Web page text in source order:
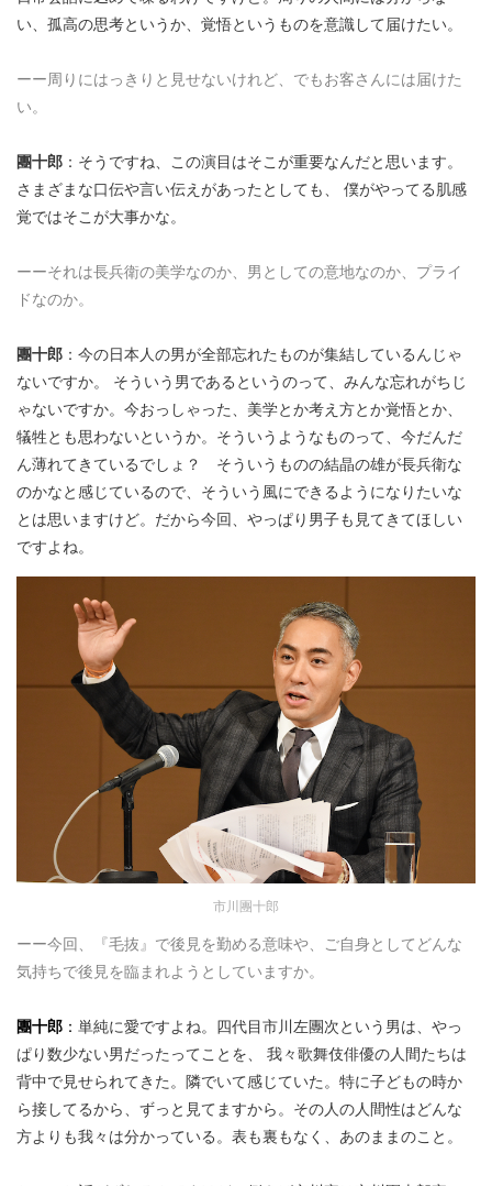
い、孤高の思考というか、覚悟というものを意識して届けたい。
ーー周りにはっきりと見せないけれど、でもお客さんには届けた
い。
團十郎 ：そうですね、この演目はそこが重要なんだと思います。
さまざまな口伝や言い伝えがあったとしても、 僕がやってる肌感
覚ではそこが大事かな。
ーーそれは長兵衛の美学なのか、男としての意地なのか、プライ
ドなのか。
團十郎 ：今の日本人の男が全部忘れたものが集結しているんじゃ
ないですか。 そういう男であるというのって、みんな忘れがちじ
ゃないですか。今おっしゃった、美学とか考え方とか覚悟とか、
犠牲とも思わないというか。そういうようなものって、今だんだ
ん薄れてきているでしょ？ そういうものの結晶の雄が長兵衛な
のかなと感じているので、そういう風にできるようになりたいな
とは思いますけど。だから今回、やっぱり男子も見てきてほしい
ですよね。
市川團十郎
ーー今回、『毛抜』で後見を勤める意味や、ご自身としてどんな
気持ちで後見を臨まれようとしていますか。
團十郎 ： 単純に愛ですよね。四代目市川左團次という男は、やっ
ぱり数少ない男だったってことを、 我々歌舞伎俳優の人間たちは
背中で見せられてきた。隣でいて感じていた。特に子どもの時か
ら接してるから、ずっと見てますから。その人の人間性はどんな
方よりも我々は分かっている。表も裏もなく、あのままのこと。